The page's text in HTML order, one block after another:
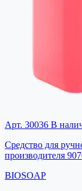
Арт. 30036 В
Средство для
производителя
BIOSOAP